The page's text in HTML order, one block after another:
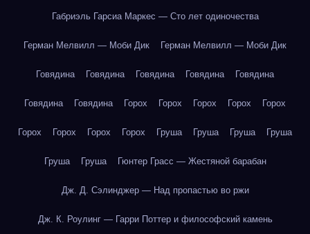
Габриэль Гарсиа Маркес — Сто лет одиночества
Герман Мелвилл — Моби Дик Герман Мелвилл — Моби Дик
Говядина Говядина Говядина Говядина Говядина
Говядина Говядина Горох Горох Горох Горох Горох
Горох Горох Горох Горох Груша Груша Груша Груша
Груша Груша Гюнтер Грасс — Жестяной барабан
Дж. Д. Сэлинджер — Над пропастью во ржи
Дж. К. Роулинг — Гарри Поттер и философский камень